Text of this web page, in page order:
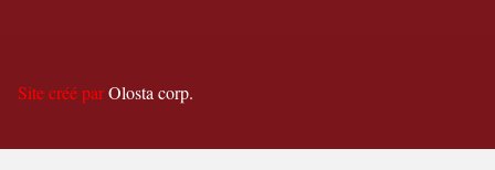
Site créé parOlosta corp.